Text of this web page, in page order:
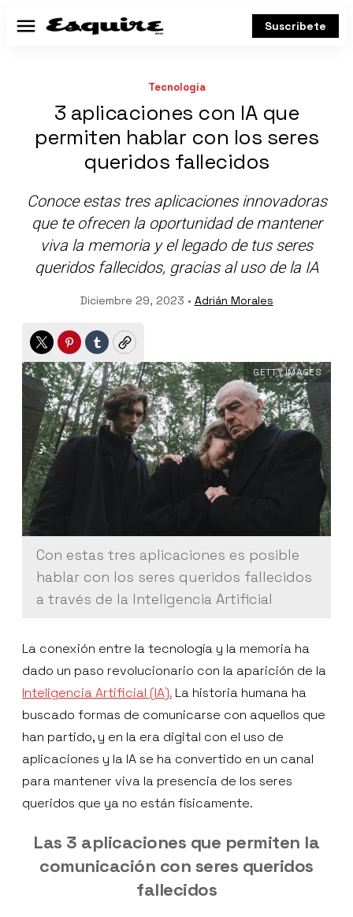
Menú Suscríbete
Tecnología
3 aplicaciones con IA que
permiten hablar con los seres
queridos fallecidos
Conoce estas tres aplicaciones innovadoras
que te ofrecen la oportunidad de mantener
viva la memoria y el legado de tus seres
queridos fallecidos, gracias al uso de la IA
Diciembre 29, 2023 • Adrián Morales
TwitterPinterest
TumblrCopy
Con estas tres aplicaciones es posible
hablar con los seres queridos fallecidos
a través de la Inteligencia Artificial
GETTY IMAGES
La conexión entre la tecnología y la memoria ha
dado un paso revolucionario con la aparición de la
Inteligencia Artificial (IA). La historia humana ha
buscado formas de comunicarse con aquellos que
han partido, y en la era digital con el uso de
aplicaciones y la IA se ha convertido en un canal
para mantener viva la presencia de los seres
queridos que ya no están físicamente.
Las 3 aplicaciones que permiten la
comunicación con seres queridos
fallecidos